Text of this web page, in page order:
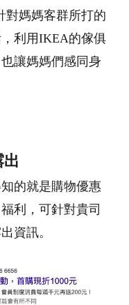
對媽媽客群所打的
利用IKEA的傢俱
讓媽媽們感同身
的就是購物優惠
利，可針對貴司
資訊。